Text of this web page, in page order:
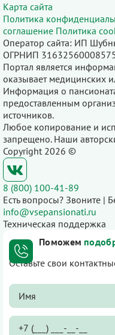
Карта сайта
Политика
соглашение Политика
Оператор сайта: ИП
ОГРНИП
Портал является
оказывает медицинских
Информация о
предоставленным
источников.
Любое копирование и
запрещено. Наши
Copyright 2026 ©
8 (800) 100-41-89
Есть вопросы? Звоните |
info@vsepansionati.ru
Техническая поддержка
Поможем
Оставьте свои